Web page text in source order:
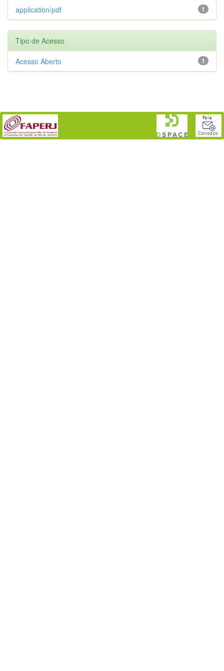
1
application/pdf
Tipo de Acesso
1
Acesso Aberto